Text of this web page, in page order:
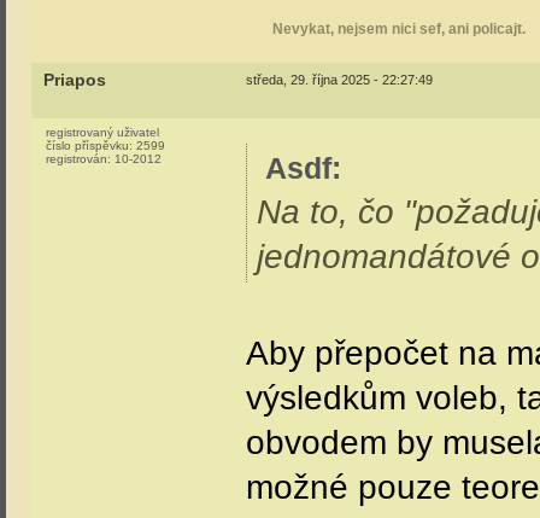
Nevykat, nejsem nici sef, ani policajt.
Priapos středa, 29. října 2025 - 22:27:49
registrovaný uživatel
číslo příspěvku: 2599
registrován: 10-2012 Asdf:
Na to, čo
jednomandátové
Aby přepočet na
výsledkům voleb,
obvodem by
možné pouze